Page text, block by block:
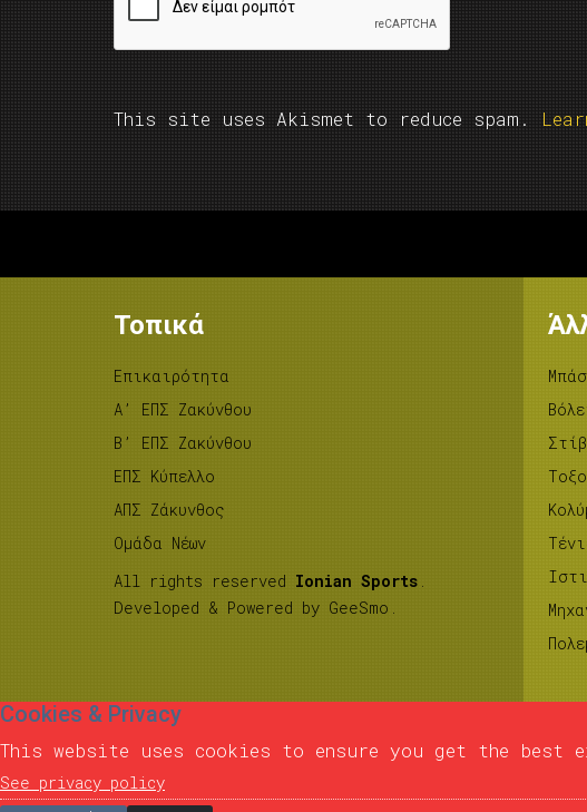
This site uses Akismet to reduce spam.
Τοπικά
Επικαιρότητα
A’ ΕΠΣ Ζακύνθου
B’ ΕΠΣ Ζακύνθου
ΕΠΣ Κύπελλο
ΑΠΣ Ζάκυνθος
Ομάδα Νέων
All rights reserved Ionian Sports .
Developed & Powered by GeeSmo .
Cookies & Privacy
This website uses cookies to ensure you get the best
See privacy policy